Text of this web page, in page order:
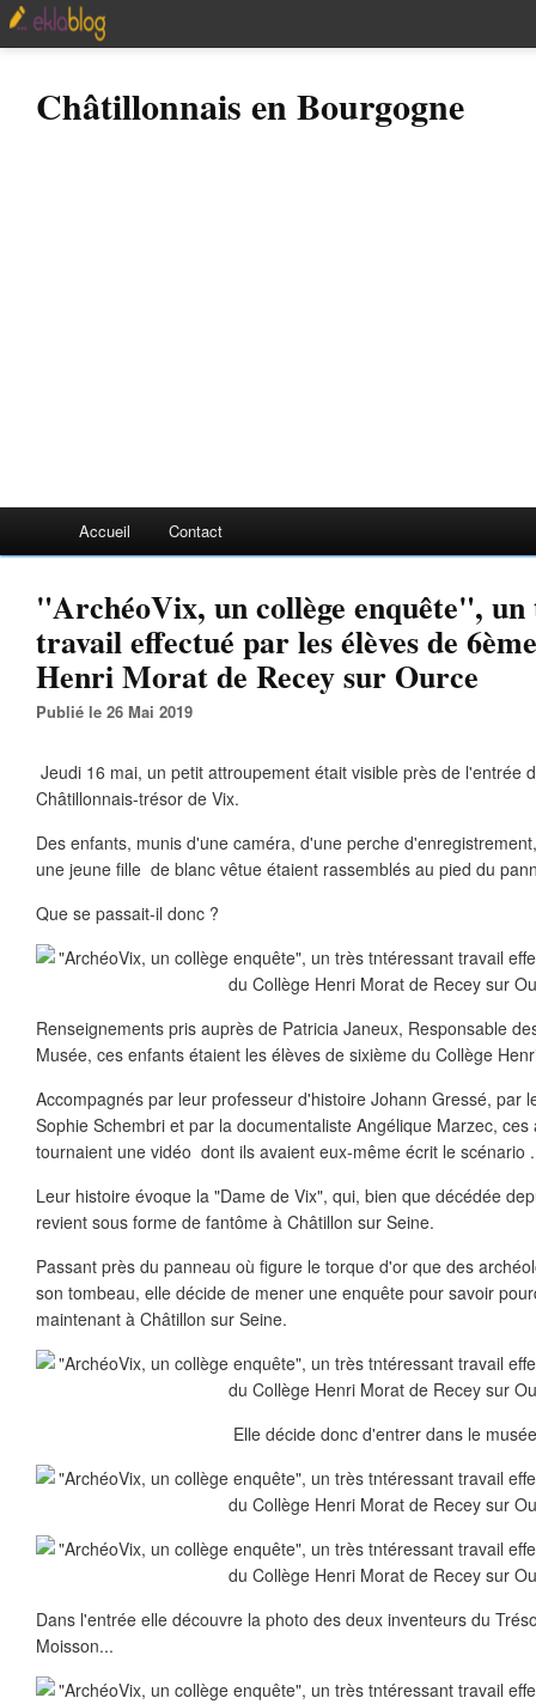
Châtillonnais en Bourgogne
Accueil Contact
"ArchéoVix, un collège enquête",
travail effectué par les élèves de
Henri Morat de Recey sur Ource
Publié le 26 Mai 2019
Jeudi 16 mai, un petit attroupement était visible près de l'entrée
Châtillonnais-trésor de Vix.
Des enfants, munis d'une caméra, d'une perche
une jeune fille de blanc vêtue étaient rassemblés au pied du
Que se passait-il donc ?
Renseignements pris auprès de Patricia Janeux, Responsable
Musée, ces enfants étaient les élèves de sixième du Collège
Accompagnés par leur professeur d'histoire Johann Gressé, par
Sophie Schembri et par la documentaliste Angélique Marzec,
tournaient une vidéo dont ils avaient eux-même écrit le scénario
Leur histoire évoque la "Dame de Vix", qui, bien que décédée
revient sous forme de fantôme à Châtillon sur Seine.
Passant près du panneau où figure le torque d'or que des
son tombeau, elle décide de mener une enquête pour savoir
maintenant à Châtillon sur Seine.
Elle décide donc d'entrer dans le
Dans l'entrée elle découvre la photo des deux inventeurs du
Moisson...